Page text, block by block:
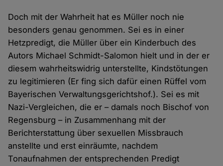
Doch mit der Wahrheit hat es Müller noch nie
besonders genau genommen. Sei es in einer
Hetzpredigt, die Müller über ein Kinderbuch des
Autors Michael Schmidt-Salomon hielt und in der er
diesem wahrheitswidrig unterstellte, Kindstötungen
zu legitimieren (Er fing sich dafür einen Rüffel vom
Bayerischen Verwaltungsgerichtshof.). Sei es mit
Nazi-Vergleichen, die er – damals noch Bischof von
Regensburg – in Zusammenhang mit der
Berichterstattung über sexuellen Missbrauch
anstellte und erst einräumte, nachdem
Tonaufnahmen der entsprechenden Predigt